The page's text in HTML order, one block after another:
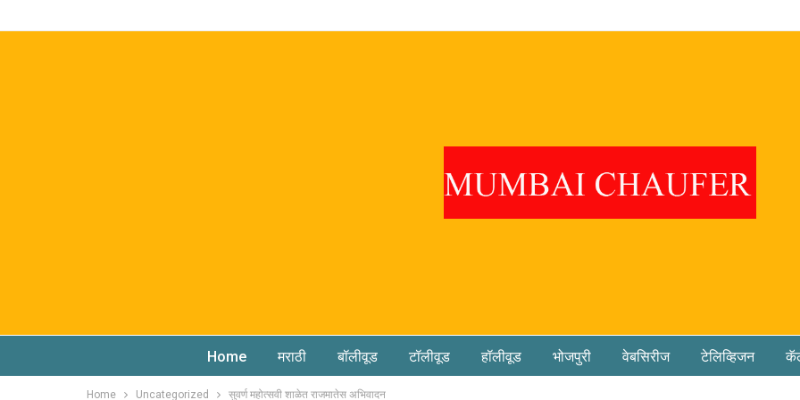
Home मराठी बॉलीवूड टॉलीवूड हॉलीवूड भोजपुरी वेबसिरीज टेलिव्हिजन
Home Uncategorized सुवर्ण महोत्सवी शाळेत राजमातेस अभिवादन